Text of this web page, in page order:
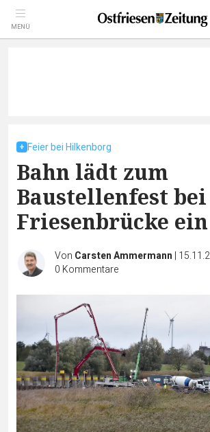
MENÜ
Feier bei Hilkenborg
Bahn lädt zum
Baustellenfest
Friesenbrücke ein
Von Carsten Ammermann |
0 Kommentare